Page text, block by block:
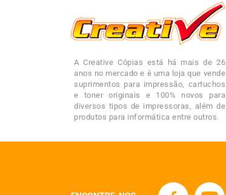
A Creative Cópias está há mais de 26
anos no mercado e é uma loja que vende
suprimentos para impressão, cartuchos
e toner originais e 100% novos para
diversos tipos de impressoras, além de
produtos para informática entre outros.